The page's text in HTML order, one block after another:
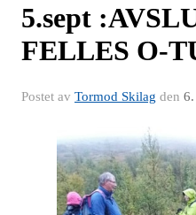
5.sept
FELLES O-
Postet av Tormod Skilag den 6.